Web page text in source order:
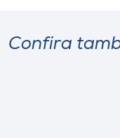
Confira